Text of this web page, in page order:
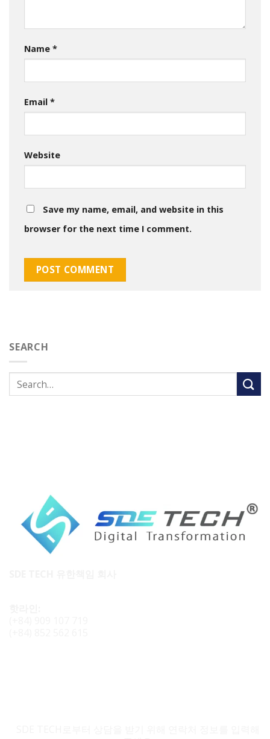
Name *
Email *
Website
Save my name, email, and website in this
browser for the next time I comment.
SEARCH